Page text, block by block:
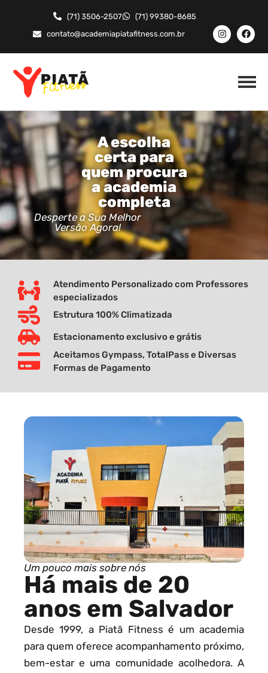
(71) 3506-2507
(71) 99380-8685
contato@academiapiatafitness.com.br
A escolha
certa para
quem procura
a academia
completa
Desperte a Sua Melhor
Versão Agora!
Atendimento Personalizado com Professores
especializados
Estrutura 100% Climatizada
Estacionamento exclusivo e grátis
Aceitamos Gympass, TotalPass e Diversas
Formas de Pagamento
Um pouco mais sobre nós
Há mais de 20
anos em Salvador
Desde 1999, a Piatã Fitness é um academia
para quem oferece acompanhamento próximo,
bem-estar e uma comunidade acolhedora. A